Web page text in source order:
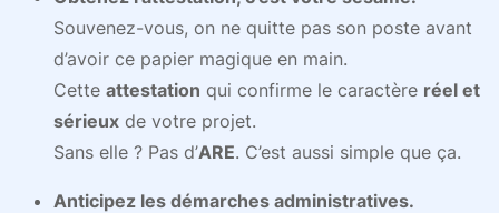
Souvenez-vous, on ne quitte pas son poste avant
d’avoir ce papier magique en main.
Cette attestation qui confirme le caractère réel et
sérieux de votre projet.
Sans elle ? Pas d’ARE. C’est aussi simple que ça.
Anticipez les démarches administratives.